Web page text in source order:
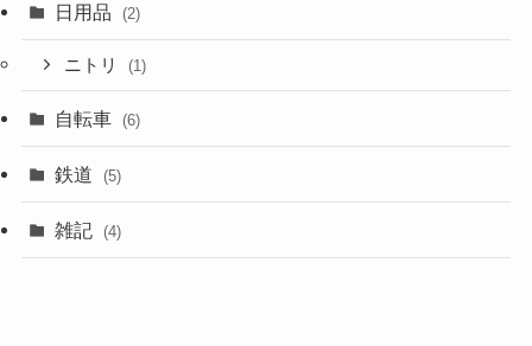
日用品 (2)
ニトリ (1)
自転車 (6)
鉄道 (5)
雑記 (4)